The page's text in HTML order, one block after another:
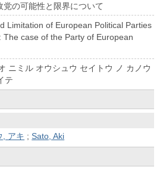
の可能性と限界について
Limitation of European Political Parties
The case of the Party of European
ニミル オウシュウ セイトウ ノ カノウ
テ
, アキ ;Sato, Aki